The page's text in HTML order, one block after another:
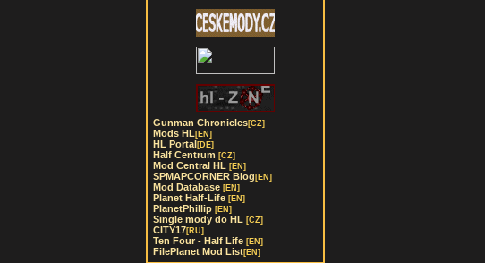
Gunman Chronicles[CZ]
Mods HL [EN]
HL Portal[DE]
Half Centrum [CZ]
Mod Central HL [EN]
SPMAPCORNER Blog [EN]
Mod Database [EN]
Planet Half-Life [EN]
PlanetPhillip [EN]
Single mody do HL [CZ]
CITY17[RU]
Ten Four - Half Life [EN]
FilePlanet Mod List[EN]